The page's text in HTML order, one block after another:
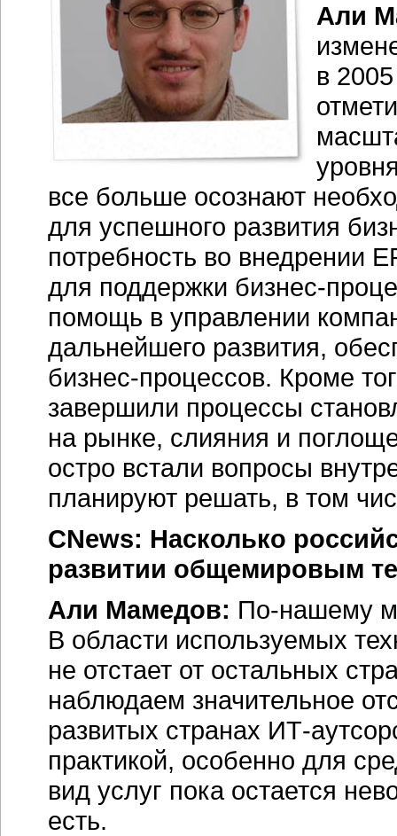
Али
в
все больше осознают
для успешного развития
потребность во внедрении
для поддержки бизнес-
помощь в управлении
дальнейшего развития,
бизнес-процессов. Кроме
завершили процессы
на рынке, слияния и
остро встали вопросы
планируют решать, в том
CNews: Насколько
развитии общемировым
Али Мамедов: По-нашему
В области используемых
не отстает от остальных
наблюдаем значительное
развитых странах ИТ-
практикой, особенно для
вид услуг пока остается
есть.